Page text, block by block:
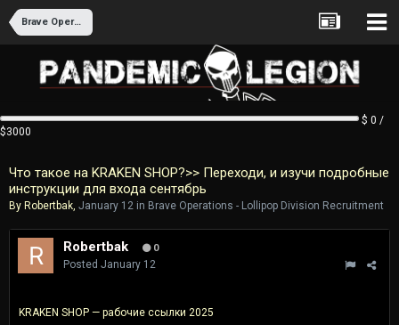
Brave Operations - Lollipop Division Recruitment
$ 0 /
$3000
Что такое на KRAKEN SHOP?>> Переходи, и изучи подробные
инструкции для входа сентябрь
By Robertbak January 12 in Brave Operations - Lollipop Division Recruitment
Robertbak 0
Posted January 12
KRAKEN SHOP — рабочие ссылки 2025